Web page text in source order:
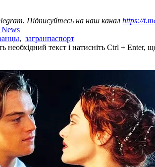
Підписуйтесь на наш канал https://
News
, загранпаспорт
необхідний текст і натисніть Ctrl + Enter,